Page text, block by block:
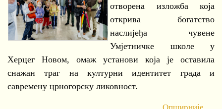
отворена изложба која
открива богатство
наслијеђа чувене
Умјетничке школе у
Херцег Новом, омаж установи која је оставила
снажан траг на културни идентитет града и
савремену црногорску ликовност.